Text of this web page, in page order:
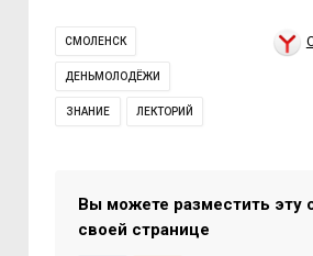
СМОЛЕНСК
ДЕНЬМОЛОДЁЖИ
ЗНАНИЕ ЛЕКТОРИЙ
Вы можете разместить эту
своей странице